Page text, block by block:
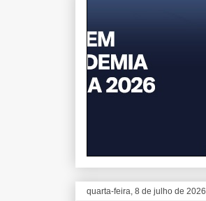
quarta-feira, 8 de julho de 2026